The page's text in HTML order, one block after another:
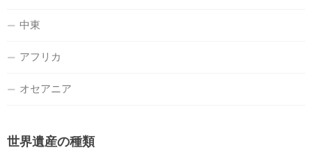
中東
アフリカ
オセアニア
世界遺産の種類